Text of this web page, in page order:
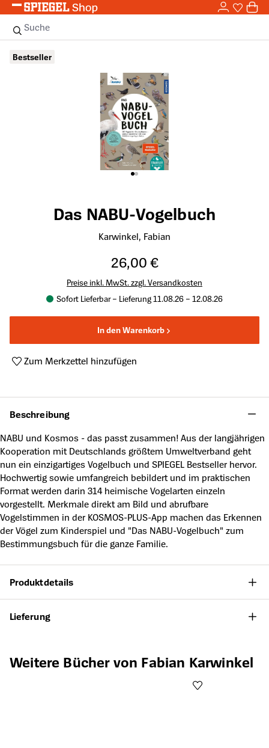
Zum Hauptinhalt springen 0
Suche
Bestseller
Das NABU-Vogelbuch
Karwinkel, Fabian
26,00 €
Preise inkl. MwSt. zzgl. Versandkosten
Sofort Lieferbar – Lieferung 11.08.26 – 12.08.26
In den Warenkorb
Zum Merkzettel hinzufügen
Beschreibung
NABU und Kosmos - das passt zusammen! Aus der langjährigen
Kooperation mit Deutschlands größtem Umweltverband geht
nun ein einzigartiges Vogelbuch und SPIEGEL Bestseller hervor.
Hochwertig sowie umfangreich bebildert und im praktischen
Format werden darin 314 heimische Vogelarten einzeln
vorgestellt. Merkmale direkt am Bild und abrufbare
Vogelstimmen in der KOSMOS-PLUS-App machen das Erkennen
der Vögel zum Kinderspiel und "Das NABU-Vogelbuch" zum
Bestimmungsbuch für die ganze Familie.
Produktdetails
Lieferung
Produktgalerie überspringen
Weitere Bücher von Fabian Karwinkel